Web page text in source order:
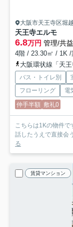
大阪市天王寺区堀
天王寺エルモ
6.8万円 管理/共
4階 / 23.30㎡ / 1K /
大阪環状線「天
バス・トイレ別
フローリング
電
仲手半額 敷礼0
こちらは1Kの物件で
話したうえで直接会
る
賃貸マンション